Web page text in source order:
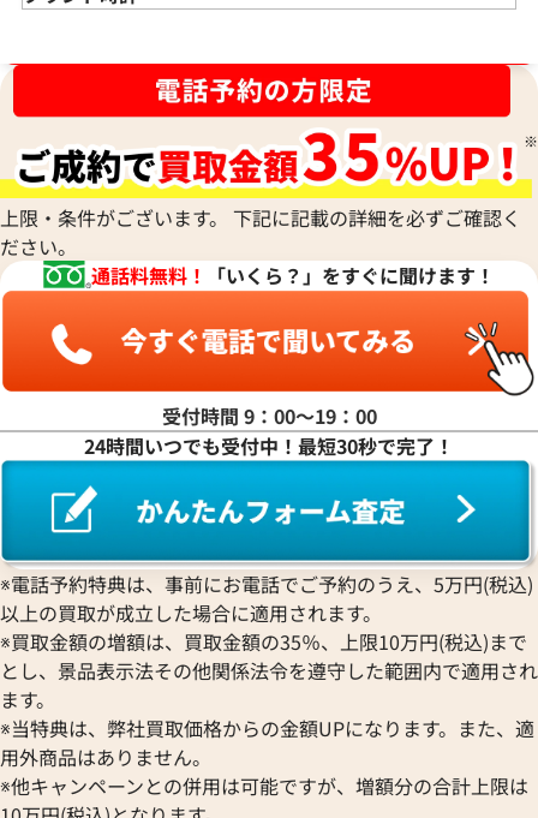
金のブレスレット 買取
金のブローチ 買取
金のペンダントトップ 買取
金の仏像 買取
金杯 買取
金歯 買取
金貨･銀貨 買取
イエローゴールド 買取
ピンクゴールド 買取
ホワイトゴールド 買取
金コンビ 買取
プラチナ 買取
プラチナインゴット 買取
Pt1000 買取
Pt950 買取
Pt900 買取
Pt850 買取
Pt&Pm 買取
銀･シルバー 買取
パラジウム 買取
サファイア 買取
オパール 買取
トルマリン 買取
翡翠 買取
パライバトルマリン 買取
パール 買取
ルイ･ヴィトン 買取
カルティエ 買取
ティファニー 買取
ブルガリ 買取
ハリー･ウィンストン 買取
ヴァンクリーフ&
アーペル 買取
ブシュロン 買取
ミキモト 買取
ショーメ 買取
買取可能な商品をもっと見る
フィリップ 買取
オーデマピゲ 買取
カルティエ 買取
エルメス 買取
シャネル 買取
オメガ 買取
ブレゲ 買取
リシャール・ミル
買取
ブライトリング
買取
ヴァシュロン・コンスタンタン 買取
A. ランゲ&
パネライ 買取
ブルガリ 買取
フランク ミュラー 買取
IWC 買取
買取可能な商品をもっと見る
上限・条件がございます。 下記に記載の詳細を必ずご確認く
ださい。
通話料無料！
「いくら？」をすぐに聞けます！
受付時間 9：00〜19：00
24時間いつでも受付中！最短30秒で完了！
※電話予約特典は、事前にお電話でご予約のうえ、5万円(税込)
以上の買取が成立した場合に適用されます。
※買取金額の増額は、買取金額の35％、上限10万円(税込)まで
とし、景品表示法その他関係法令を遵守した範囲内で適用され
ます。
※当特典は、弊社買取価格からの金額UPになります。また、適
用外商品はありません。
※他キャンペーンとの併用は可能ですが、増額分の合計上限は